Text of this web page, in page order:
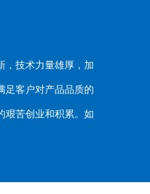
，技术力量雄厚，加
客户对产品品质的
苦创业和积累。如